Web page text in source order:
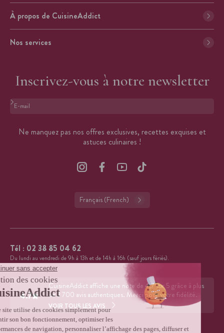
À propos de CuisineAddict
Nos services
Inscrivez-vous à notre newsletter
Format : adresse@email.com
Ne manquez pas nos offres exclusives, recettes exquises et
astuces culinaires !
Français (French)
Tél : 02 38 85 04 62
Du lundi au vendredi de 9h à 13h et de 14h à 16h (sauf jours fériés).
4.7
CuisineAddict affiche une note de 4,7 sur 5 grâce à plus
de 3 700 avis authentiques. Merci pour votre fidélité.
VOIR TOUS LES AVIS